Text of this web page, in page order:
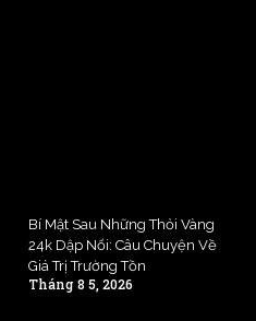
Bí Mật Sau Những Thỏi Vàng
24k Dập Nổi: Câu Chuyện Về
Giá Trị Trường Tồn
Tháng 8 5, 2026